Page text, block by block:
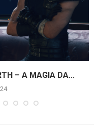
– A MAGIA DA...